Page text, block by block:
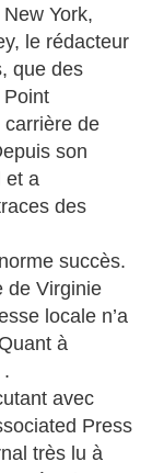
York,
le rédacteur
que des
carrière de
son
et a
des
succès.
de Virginie
locale n’a
à
.
avec
Press
très lu à